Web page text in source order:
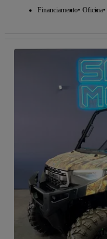
Financiamento Oficina